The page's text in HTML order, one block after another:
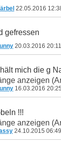
22.05.2016
gefressen
20.03.2016 20:11
mich die g
16.03.2016 20:25
!!!
24.10.2015 06:49